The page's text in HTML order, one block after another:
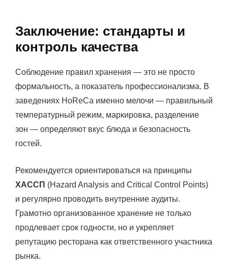
Заключение: стандарты и
контроль качества
Соблюдение правил хранения — это не просто
формальность, а показатель профессионализма. В
заведениях HoReCa именно мелочи — правильный
температурный режим, маркировка, разделение
зон — определяют вкус блюда и безопасность
гостей.
Рекомендуется ориентироваться на принципы
ХАССП (Hazard Analysis and Critical Control Points)
и регулярно проводить внутренние аудиты.
Грамотно организованное хранение не только
продлевает срок годности, но и укрепляет
репутацию ресторана как ответственного участника
рынка.